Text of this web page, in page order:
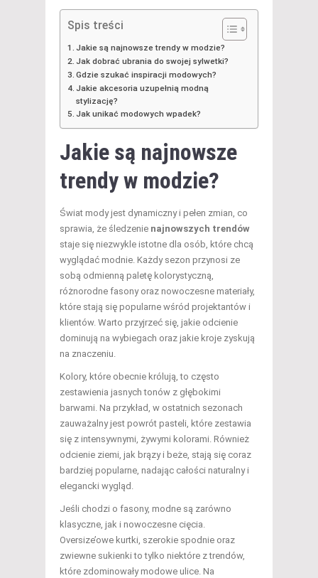
Spis treści
Jakie są najnowsze trendy w modzie?
Jak dobrać ubrania do swojej sylwetki?
Gdzie szukać inspiracji modowych?
Jakie akcesoria uzupełnią modną
stylizację?
Jak unikać modowych wpadek?
Jakie są najnowsze
trendy w modzie?
Świat mody jest dynamiczny i pełen zmian, co
sprawia, że śledzenie najnowszych trendów
staje się niezwykle istotne dla osób, które chcą
wyglądać modnie. Każdy sezon przynosi ze
sobą odmienną paletę kolorystyczną,
różnorodne fasony oraz nowoczesne materiały,
które stają się popularne wśród projektantów i
klientów. Warto przyjrzeć się, jakie odcienie
dominują na wybiegach oraz jakie kroje zyskują
na znaczeniu.
Kolory, które obecnie królują, to często
zestawienia jasnych tonów z głębokimi
barwami. Na przykład, w ostatnich sezonach
zauważalny jest powrót pasteli, które zestawia
się z intensywnymi, żywymi kolorami. Również
odcienie ziemi, jak brązy i beże, stają się coraz
bardziej popularne, nadając całości naturalny i
elegancki wygląd.
Jeśli chodzi o fasony, modne są zarówno
klasyczne, jak i nowoczesne cięcia.
Oversize’owe kurtki, szerokie spodnie oraz
zwiewne sukienki to tylko niektóre z trendów,
które zdominowały modowe ulice. Na